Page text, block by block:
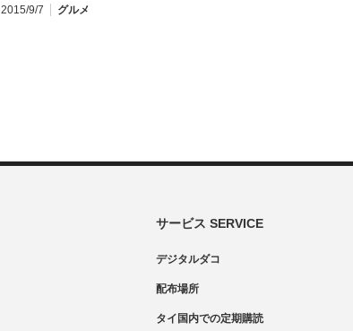
2015/9/7 グルメ
サービス SERVICE
デジタルダコ
配布場所
タイ国内での定期購読